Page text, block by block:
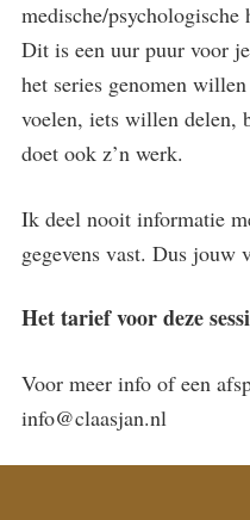
medische/psychologische
Dit is een uur puur voor
het series genomen
voelen, iets willen delen,
doet ook z’n werk.
Ik deel nooit informatie
gegevens vast. Dus
Het tarief voor deze
Voor meer info of een
info@claasjan.nl